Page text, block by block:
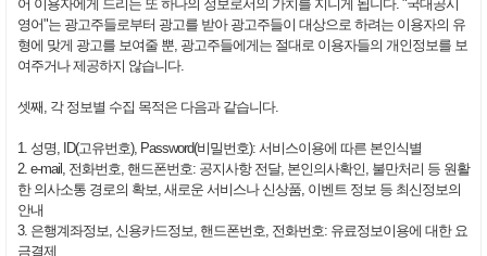
어 이용자에게 드리는 또 하나의 정보로서의 가치를 지니게 됩니다. "국대공시
영어"는 광고주들로부터 광고를 받아 광고주들이 대상으로 하려는 이용자의 유
형에 맞게 광고를 보여줄 뿐, 광고주들에게는 절대로 이용자들의 개인정보를 보
여주거나 제공하지 않습니다.
셋째, 각 정보별 수집 목적은 다음과 같습니다.
1. 성명, ID(고유번호), Password(비밀번호): 서비스이용에 따른 본인식별
2. e-mail, 전화번호, 핸드폰번호: 공지사항 전달, 본인의사확인, 불만처리 등 원활
한 의사소통 경로의 확보, 새로운 서비스나 신상품, 이벤트 정보 등 최신정보의
안내
3. 은행계좌정보, 신용카드정보, 핸드폰번호, 전화번호: 유료정보이용에 대한 요
금결제